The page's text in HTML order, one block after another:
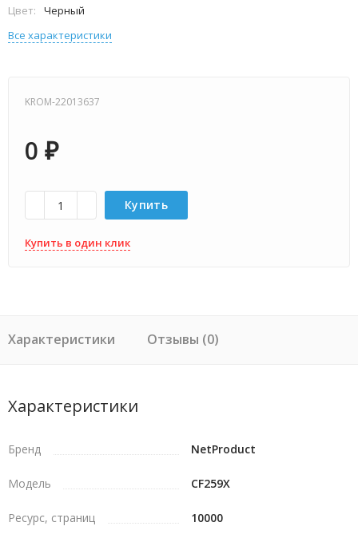
Цвет:
Черный
Все характеристики
KROM-22013637
0 ₽
Купить
Купить в один клик
Характеристики Отзывы (0)
Характеристики
Бренд NetProduct
Модель CF259X
Ресурс, страниц 10000